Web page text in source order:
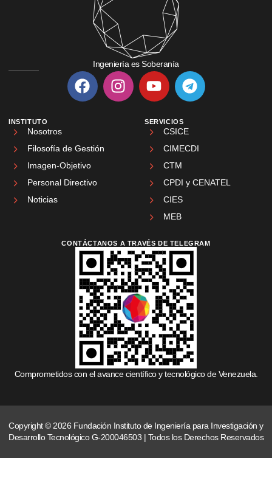
Ingeniería es Soberanía
INSTITUTO
Nosotros
Filosofía de Gestión
Imagen-Objetivo
Personal Directivo
Noticias
SERVICIOS
CSICE
CIMECDI
CTM
CPDI y CENATEL
CIES
MEB
CONTÁCTANOS A TRAVÉS DE TELEGRAM
Comprometidos con el avance científico y tecnológico de Venezuela.
Copyright © 2026 Fundación Instituto de Ingeniería para Investigación y
Desarrollo Tecnológico G-200046503 | Todos los Derechos Reservados